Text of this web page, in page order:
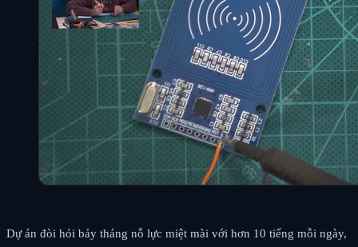
Dự án đòi hỏi bảy tháng nỗ lực miệt mài với hơn 10 tiếng mỗi ngày,